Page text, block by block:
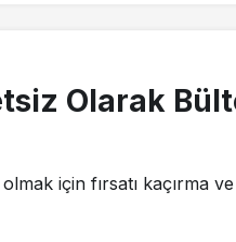
Olarak
için fırsatı kaçırma